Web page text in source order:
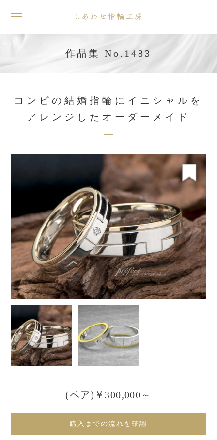
toggle
navigation
作品集 No.1483
コンビの結婚指輪にイニシャルを
アレンジしたオーダーメイド
(ペア)￥300,000～
購入までの流れを確認